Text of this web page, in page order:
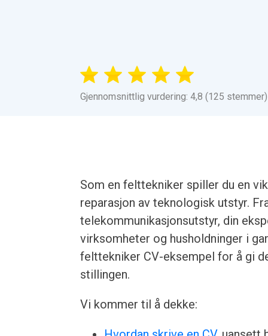
Gjennomsnittlig vurdering: 4,8 (125 stemmer)
Som en felttekniker spiller du en
reparasjon av teknologisk utstyr.
telekommunikasjonsutstyr, din
virksomheter og husholdninger i
felttekniker CV-eksempel for å gi
stillingen.
Vi kommer til å dekke: